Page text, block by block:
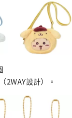
2WAY設計）。